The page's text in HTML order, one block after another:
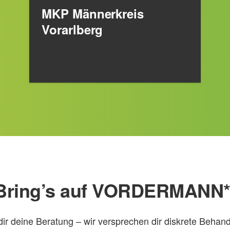
MKP Männerkreis
Vorarlberg
auf
deine Beratung – wir versprechen dir diskrete